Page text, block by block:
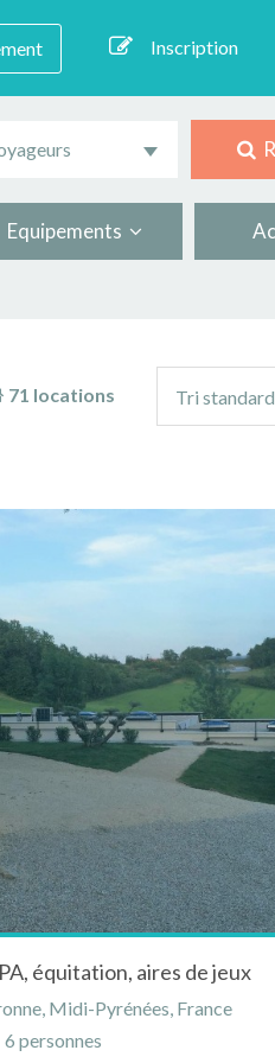
Inscription
Equipements
71 locations
tri
Tri standard
équitation, aires de jeux
Midi-Pyrénées, France
personnes